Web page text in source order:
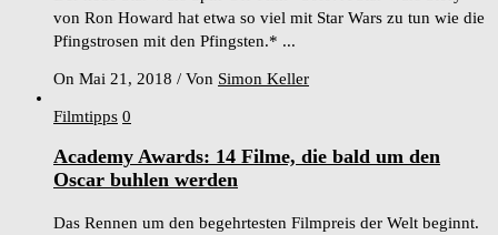
von Ron Howard hat etwa so viel mit Star Wars zu tun wie die
Pfingstrosen mit den Pfingsten.* ...
On Mai 21, 2018 / Von Simon Keller
Filmtipps 0
Academy Awards: 14 Filme, die bald um den
Oscar buhlen werden
Das Rennen um den begehrtesten Filmpreis der Welt beginnt.